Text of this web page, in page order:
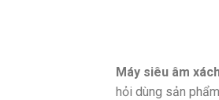
Máy siêu âm
hỏi dùng sản